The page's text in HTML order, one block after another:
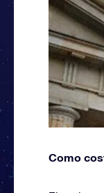
Como